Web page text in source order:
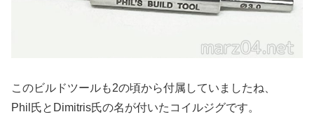
このビルドツールも2の頃から付属していましたね、
Phil氏とDimitris氏の名が付いたコイルジグです。